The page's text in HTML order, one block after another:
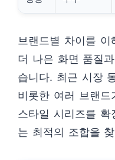
브랜드별 차이를 이
더 나은 화면 품질
습니다. 최근 시장
비롯한 여러 브랜드
스타일 시리즈를
는 최적의 조합을